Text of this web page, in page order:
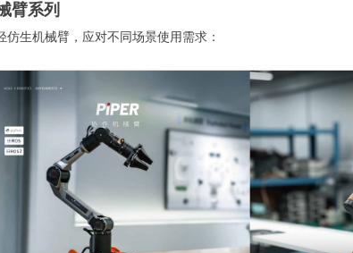
臂系列
仿生机械臂，应对不同场景使用需求：